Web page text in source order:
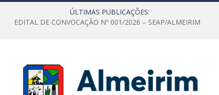
ÚLTIMAS PUBLICAÇÕES:
EDITAL DE CONVOCAÇÃO Nº 001/2026 – SEAP/ALMEIRIM